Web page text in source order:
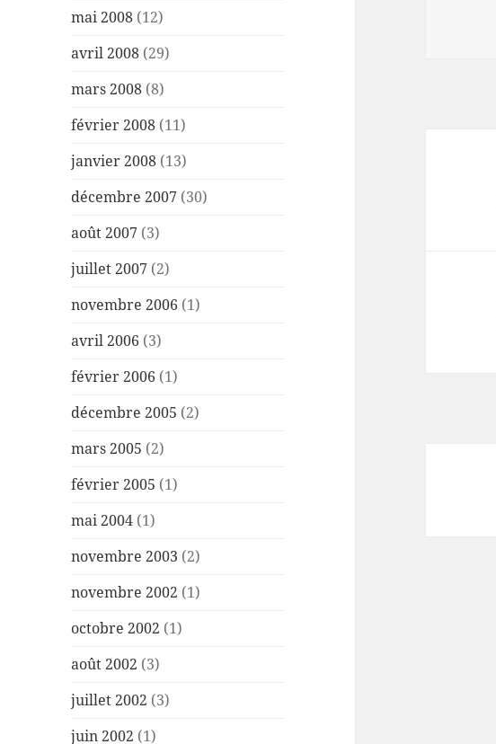
mai 2008 (12)
avril 2008 (29)
mars 2008 (8)
février 2008 (11)
janvier 2008 (13)
décembre 2007 (30)
août 2007 (3)
juillet 2007 (2)
novembre 2006 (1)
avril 2006 (3)
février 2006 (1)
décembre 2005 (2)
mars 2005 (2)
février 2005 (1)
mai 2004 (1)
novembre 2003 (2)
novembre 2002 (1)
octobre 2002 (1)
août 2002 (3)
juillet 2002 (3)
juin 2002 (1)